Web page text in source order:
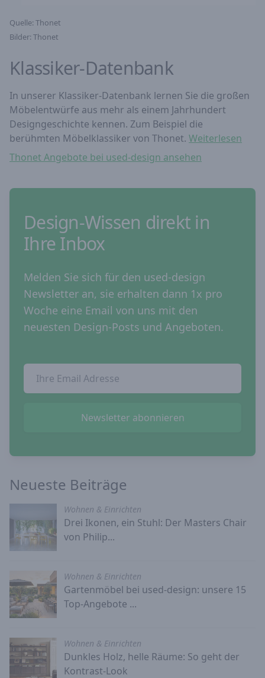
Quelle: Thonet
Bilder: Thonet
Klassiker-Datenbank
In unserer Klassiker-Datenbank lernen Sie die großen
Möbelentwürfe aus mehr als einem Jahrhundert
Designgeschichte kennen. Zum Beispiel die
berühmten Möbelklassiker von Thonet. Weiterlesen
Thonet Angebote bei used-design ansehen
Design-Wissen direkt in
Ihre Inbox
Melden Sie sich für den used-design
Newsletter an, sie erhalten dann 1x pro
Woche eine Email von uns mit den
neuesten Design-Posts und Angeboten.
Email Addresse
Newsletter abonnieren
Neueste Beiträge
Wohnen & Einrichten
Drei Ikonen, ein Stuhl: Der Masters Chair
von Philip...
Wohnen & Einrichten
Gartenmöbel bei used-design: unsere 15
Top-Angebote ...
Wohnen & Einrichten
Dunkles Holz, helle Räume: So geht der
Kontrast-Look